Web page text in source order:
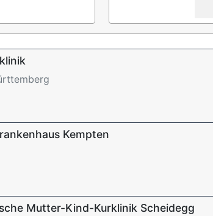
Kempten
Mutter-Kind-Kurklinik Scheidegg